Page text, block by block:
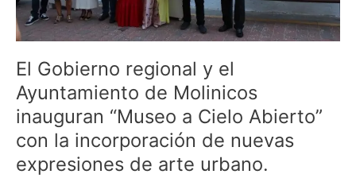
El Gobierno regional y el
Ayuntamiento de Molinicos
inauguran “Museo a Cielo Abierto”
con la incorporación de nuevas
expresiones de arte urbano.
a
Cielo
Abierto”
con
la
incorporación
de
expresiones
de